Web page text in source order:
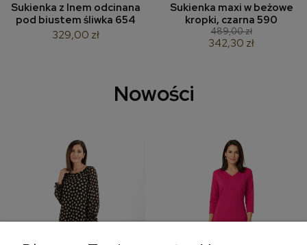
Sukienka z lnem odcinana
pod biustem śliwka 654
329,00 zł
Sukienka maxi w beżowe
kropki, czarna 590
489,00 zł
342,30 zł
Nowości